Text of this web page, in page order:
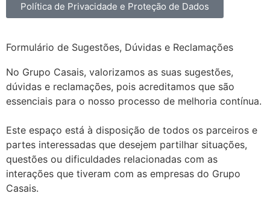
Política de Privacidade e Proteção de Dados
Formulário de Sugestões, Dúvidas e Reclamações
No Grupo Casais, valorizamos as suas sugestões,
dúvidas e reclamações, pois acreditamos que são
essenciais para o nosso processo de melhoria contínua.
Este espaço está à disposição de todos os parceiros e
partes interessadas que desejem partilhar situações,
questões ou dificuldades relacionadas com as
interações que tiveram com as empresas do Grupo
Casais.